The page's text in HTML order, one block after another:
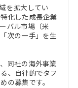
を拡大してい
化した成長企業
バル市場（米
次の一手」を生
同社の海外事業
、自律的でタフ
の募集です。